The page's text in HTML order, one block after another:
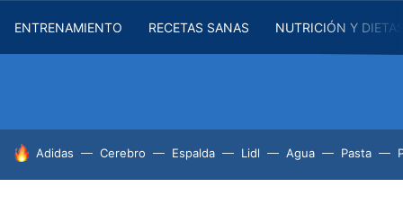
ENTRENAMIENTO RECETAS SANAS NUTRICIÓN Y
HOY SE HABLA DE
Adidas Cerebro Espalda Lidl Agua Pasta